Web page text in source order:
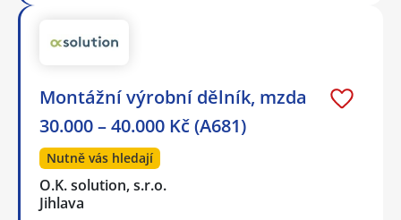
Montážní výrobní dělník, mzda
30.000 – 40.000 Kč (A681)
Nutně vás hledají
O.K. solution, s.r.o.
Jihlava